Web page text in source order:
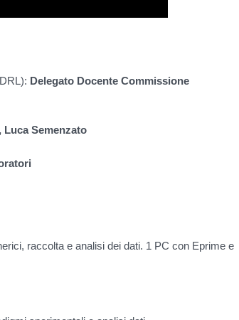
Delegato Docente Commissione
Luca Semenzato
raccolta e analisi dei dati. 1 PC con Eprime e